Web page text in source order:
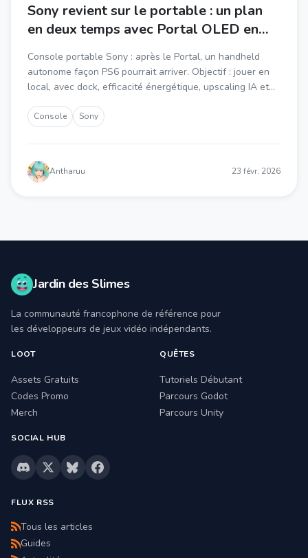
Sony revient sur le portable : un plan
en deux temps avec Portal OLED en
2026 puis console autonome
Console portable Sony : après le Portal, un handheld
autonome façon PS6 pourrait arriver. Objectif : jouer en
local, avec dock, efficacité énergétique, upscaling IA et
Console Sony
Antharuu 23 févr. 2026
Jardin des Slimes
La communauté francophone de référence pour
les développeurs de jeux vidéo indépendants.
LOOT
Assets Gratuits
Codes Promo
Merch
QUÊTES
Tutoriels Débutant
Parcours Godot
Parcours Unity
SOCIAL HUB
FLUX RSS
Tous les articles
Guides